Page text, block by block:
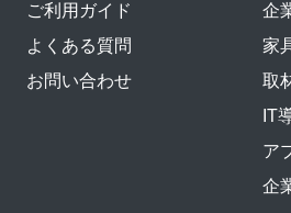
ご利用ガイド
よくある質問
お問い合わせ
企
家
取
IT
ア
企